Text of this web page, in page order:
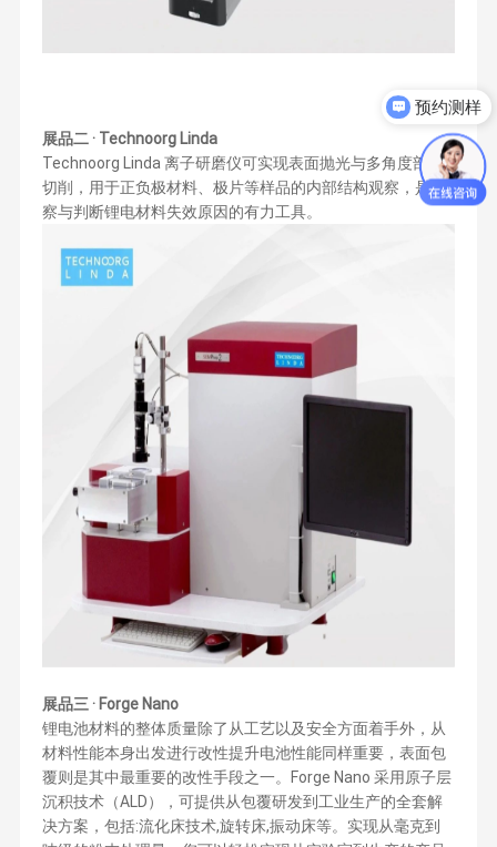
展品二 · Technoorg Linda
Technoorg Linda 离子研磨仪可实现表面抛光与多角度剖面
切削，用于正负极材料、极片等样品的内部结构观察，是观
察与判断锂电材料失效原因的有力工具。
展品三 · Forge Nano
锂电池材料的整体质量除了从工艺以及安全方面着手外，从
材料性能本身出发进行改性提升电池性能同样重要，表面包
覆则是其中最重要的改性手段之一。Forge Nano 采用原子层
沉积技术（ALD），可提供从包覆研发到工业生产的全套解
决方案，包括:流化床技术,旋转床,振动床等。实现从毫克到
获取产品资料